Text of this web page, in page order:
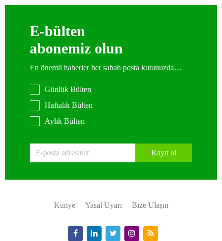
E-bülten
abonemiz olun
En önemli haberler her sabah posta kutunuzda…
Günlük Bülten
Haftalık Bülten
Aylık Bülten
Kayıt ol
Künye Yasal Uyarı Bize Ulaşın